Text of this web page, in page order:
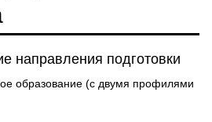
направления подготовки
образование (с двумя профилями